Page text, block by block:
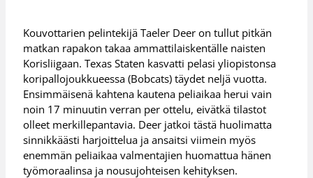
Kouvottarien pelintekijä Taeler Deer on tullut pitkän
matkan rapakon takaa ammattilaiskentälle naisten
Korisliigaan. Texas Staten kasvatti pelasi yliopistonsa
koripallojoukkueessa (Bobcats) täydet neljä vuotta.
Ensimmäisenä kahtena kautena peliaikaa herui vain
noin 17 minuutin verran per ottelu, eivätkä tilastot
olleet merkillepantavia. Deer jatkoi tästä huolimatta
sinnikkäästi harjoittelua ja ansaitsi viimein myös
enemmän peliaikaa valmentajien huomattua hänen
työmoraalinsa ja nousujohteisen kehityksen.